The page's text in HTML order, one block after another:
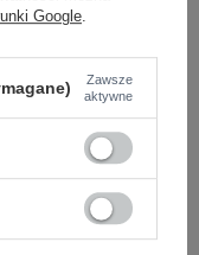
CENĘ
Google
Zawsze
aktywne